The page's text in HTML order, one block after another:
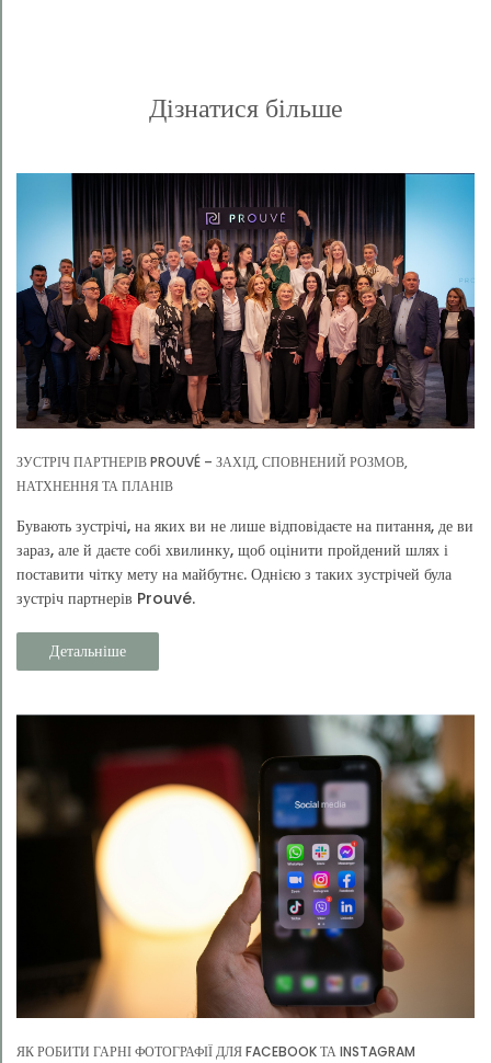
Дізнатися більше
ЗУСТРІЧ ПАРТНЕРІВ PROUVÉ – ЗАХІД, СПОВНЕНИЙ РОЗМОВ,
НАТХНЕННЯ ТА ПЛАНІВ
Бувають зустрічі, на яких ви не лише відповідаєте на питання, де ви
зараз, але й даєте собі хвилинку, щоб оцінити пройдений шлях і
поставити чітку мету на майбутнє. Однією з таких зустрічей була
зустріч партнерів Prouvé.
Детальніше
ЯК РОБИТИ ГАРНІ ФОТОГРАФІЇ ДЛЯ FACEBOOK ТА INSTAGRAM